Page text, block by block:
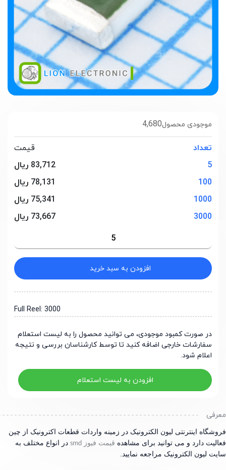
4,680موجودی محصول
تعداد
قیمت
83,712 ریال
100
78,131 ریال
1000
75,341 ریال
3000
73,667 ریال
افزودن به سبد خرید
Full Reel: 3000
در صورت کمبود موجودی، می توانید محصول را به لیست استعلام
سفارشات خارجی اضافه کنید تا توسط کارشناسان بررسی و نتیجه
اعلام شود.
افزودن به لیست استعلام
اینترنتی لیون الکترونیک در زمینه واردات قطعات اکترونیک از چین
دارد و می توانید برای مشاهدهقیمت فیوزsmd در انواع مختلف به
لیون الکترونیک مراجعه نمایید.